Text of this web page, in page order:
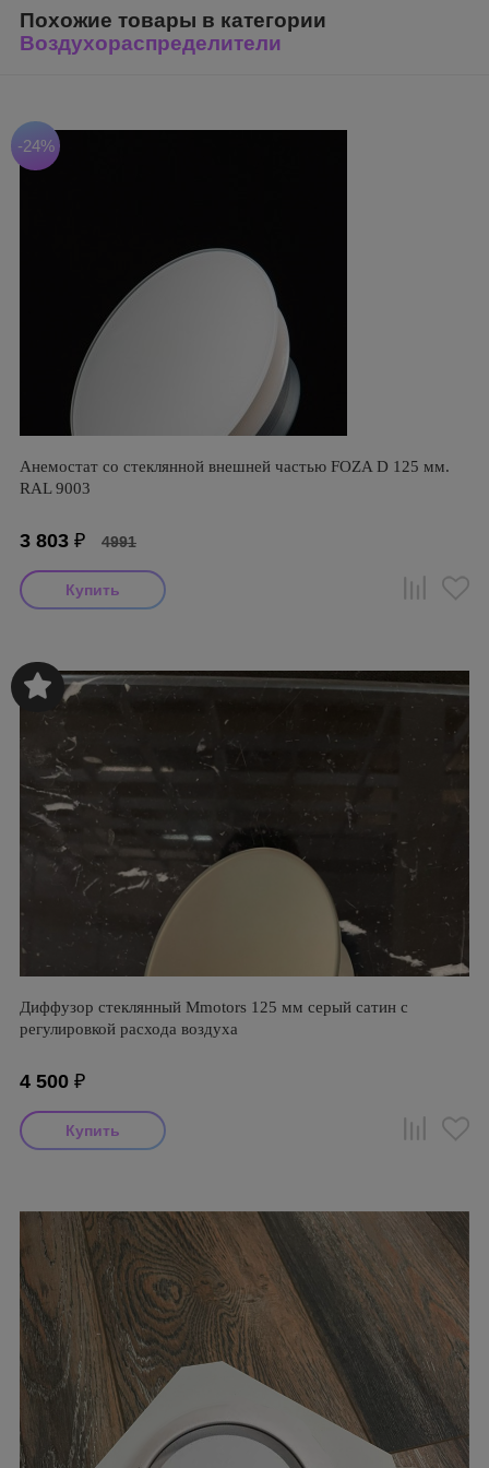
Похожие товары в категории
Воздухораспределители
-24%
Анемостат со стеклянной внешней частью FOZA D 125 мм.
RAL 9003
3 803 ₽ 4991
Диффузор стеклянный Mmotors 125 мм серый сатин с
регулировкой расхода воздуха
4 500 ₽